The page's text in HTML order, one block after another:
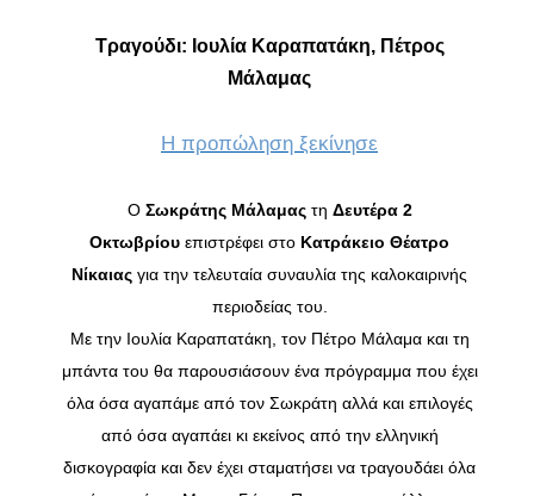
Τραγούδι: Ιουλία Καραπατάκη, Πέτρος
Μάλαμας
Η προπώληση ξεκίνησε
Ο Σωκράτης Mάλαμαςτη Δευτέρα 2
Οκτωβρίου επιστρέφει στο Κατράκειο Θέατρο
Νίκαιας για την τελευταία συναυλία της καλοκαιρινής
περιοδείας του.
Με την Ιουλία Καραπατάκη, τον Πέτρο Μάλαμα και τη
μπάντα του θα παρουσιάσουν ένα πρόγραμμα που έχει
όλα όσα αγαπάμε από τον Σωκράτη αλλά και επιλογές
από όσα αγαπάει κι εκείνος από την ελληνική
δισκογραφία και δεν έχει σταματήσει να τραγουδάει όλα